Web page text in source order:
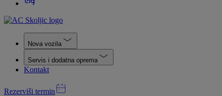
Nova vozila
Servis i dodatna oprema
Kontakt
Rezerviši termin